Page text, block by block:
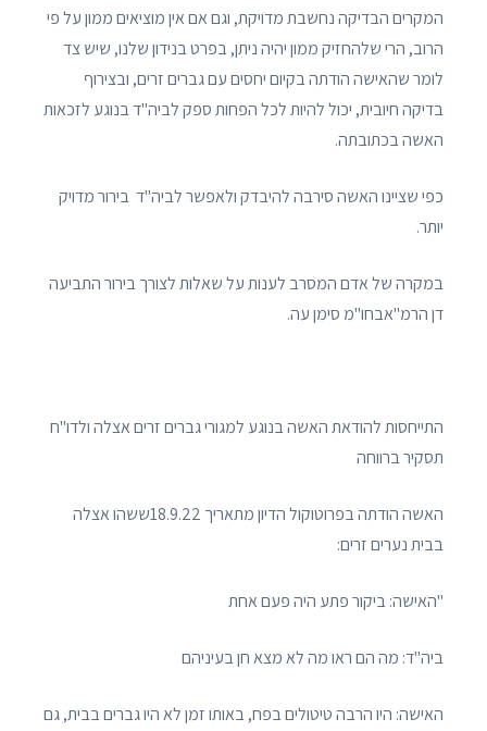
המקרים הבדיקה נחשבת מדויקת, וגם אם אין מוציאים ממון על פי
הרוב, הרי שלהחזיק ממון יהיה ניתן, בפרט בנידון שלנו, שיש צד
לומר שהאישה הודתה בקיום יחסים עם גברים זרים, ובצירוף
בדיקה חיובית, יכול להיות לכל הפחות ספק לביה"ד בנוגע לזכאות
האשה בכתובתה.
כפי שציינו האשה סירבה להיבדק ולאפשר לביה"ד בירור מדויק
יותר.
במקרה של אדם המסרב לענות על שאלות לצורך בירור התביעה
דן הרמ"אבחו"מ סימן עה.
התייחסות להודאת האשה בנוגע למגורי גברים זרים אצלה ולדו"ח
תסקיר ברווחה
האשה הודתה בפרוטוקול הדיון מתאריך 18.9.22ששהו אצלה
בבית נערים זרים:
"האישה: ביקור פתע היה פעם אחת
ביה"ד: מה הם ראו מה לא מצא חן בעיניהם
האישה: היו הרבה טיטולים בפח, באותו זמן לא היו גברים בבית, גם